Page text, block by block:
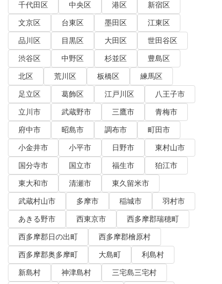
千代田区 中央区 港区
新宿区
文京区
台東区 墨田区
江東区
品川区
目黒区 大田区
世田谷区
渋谷区
中野区 杉並区
豊島区
北区
荒川区 板橋区
練馬区
足立区
葛飾区 江戸川区
八王子市
立川市
武蔵野市 三鷹市
青梅市
府中市
昭島市 調布市
町田市
小金井市
小平市 日野市
東村山市
国分寺市
国立市 福生市
狛江市
東大和市
清瀬市
東久留米市
武蔵村山市
多摩市 稲城市
羽村市
あきる野市
西東京市
西多摩郡瑞穂町
西多摩郡日の出町
西多摩郡檜原村
西多摩郡奥多摩町
大島町
利島村
新島村
神津島村
三宅島三宅村